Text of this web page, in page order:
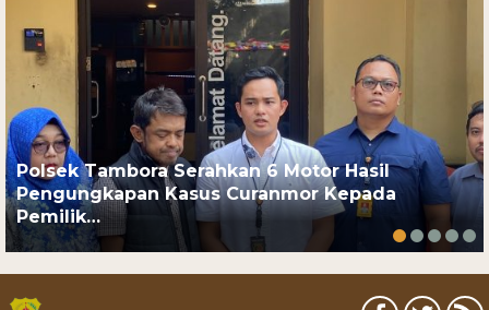
Polsek Tambora Serahkan 6 Motor Hasil
Pengungkapan Kasus Curanmor Kepada
Pemilik…